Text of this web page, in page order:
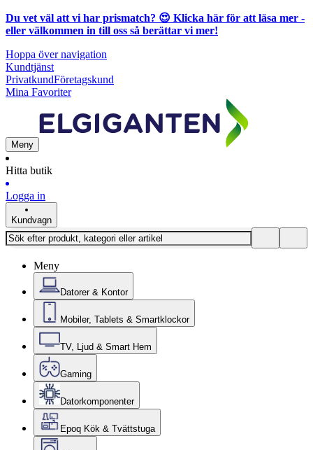
Du vet väl att vi har prismatch? 😍 Klicka här för att läsa mer -
eller välkommen in till oss så berättar vi mer!
Hoppa över navigation
Kundtjänst
PrivatkundFöretagskund
Mina Favoriter
Meny
Hitta butik
Logga in
Kundvagn
Meny
Datorer & Kontor
Mobiler, Tablets & Smartklockor
TV, Ljud & Smart Hem
Gaming
Datorkomponenter
Epoq Kök & Tvättstuga